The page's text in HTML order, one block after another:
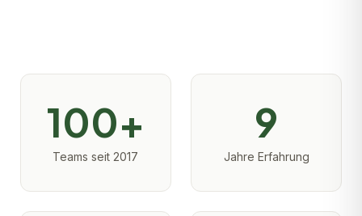
100+
Teams seit 2017
9
Jahre Erfahrung